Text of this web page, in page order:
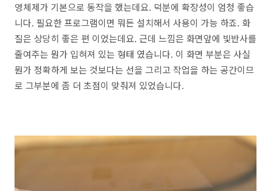
영체제가 기본으로 동작을 했는데요. 덕분에 확장성이 엄청 좋습
니다. 필요한 프로그램이면 뭐든 설치해서 사용이 가능 하죠. 화
질은 상당히 좋은 편 이었는데요. 근데 느낌은 화면앞에 빛반사를
줄여주는 뭔가 입혀져 있는 형태 였습니다. 이 화면 부분은 사실
뭔가 정확하게 보는 것보다는 선을 그리고 작업을 하는 공간이므
로 그부분에 좀 더 초점이 맞춰져 있었습니다.